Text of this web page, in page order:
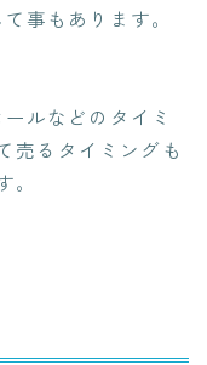
事もあります。
ルなどのタイミ
売るタイミングも